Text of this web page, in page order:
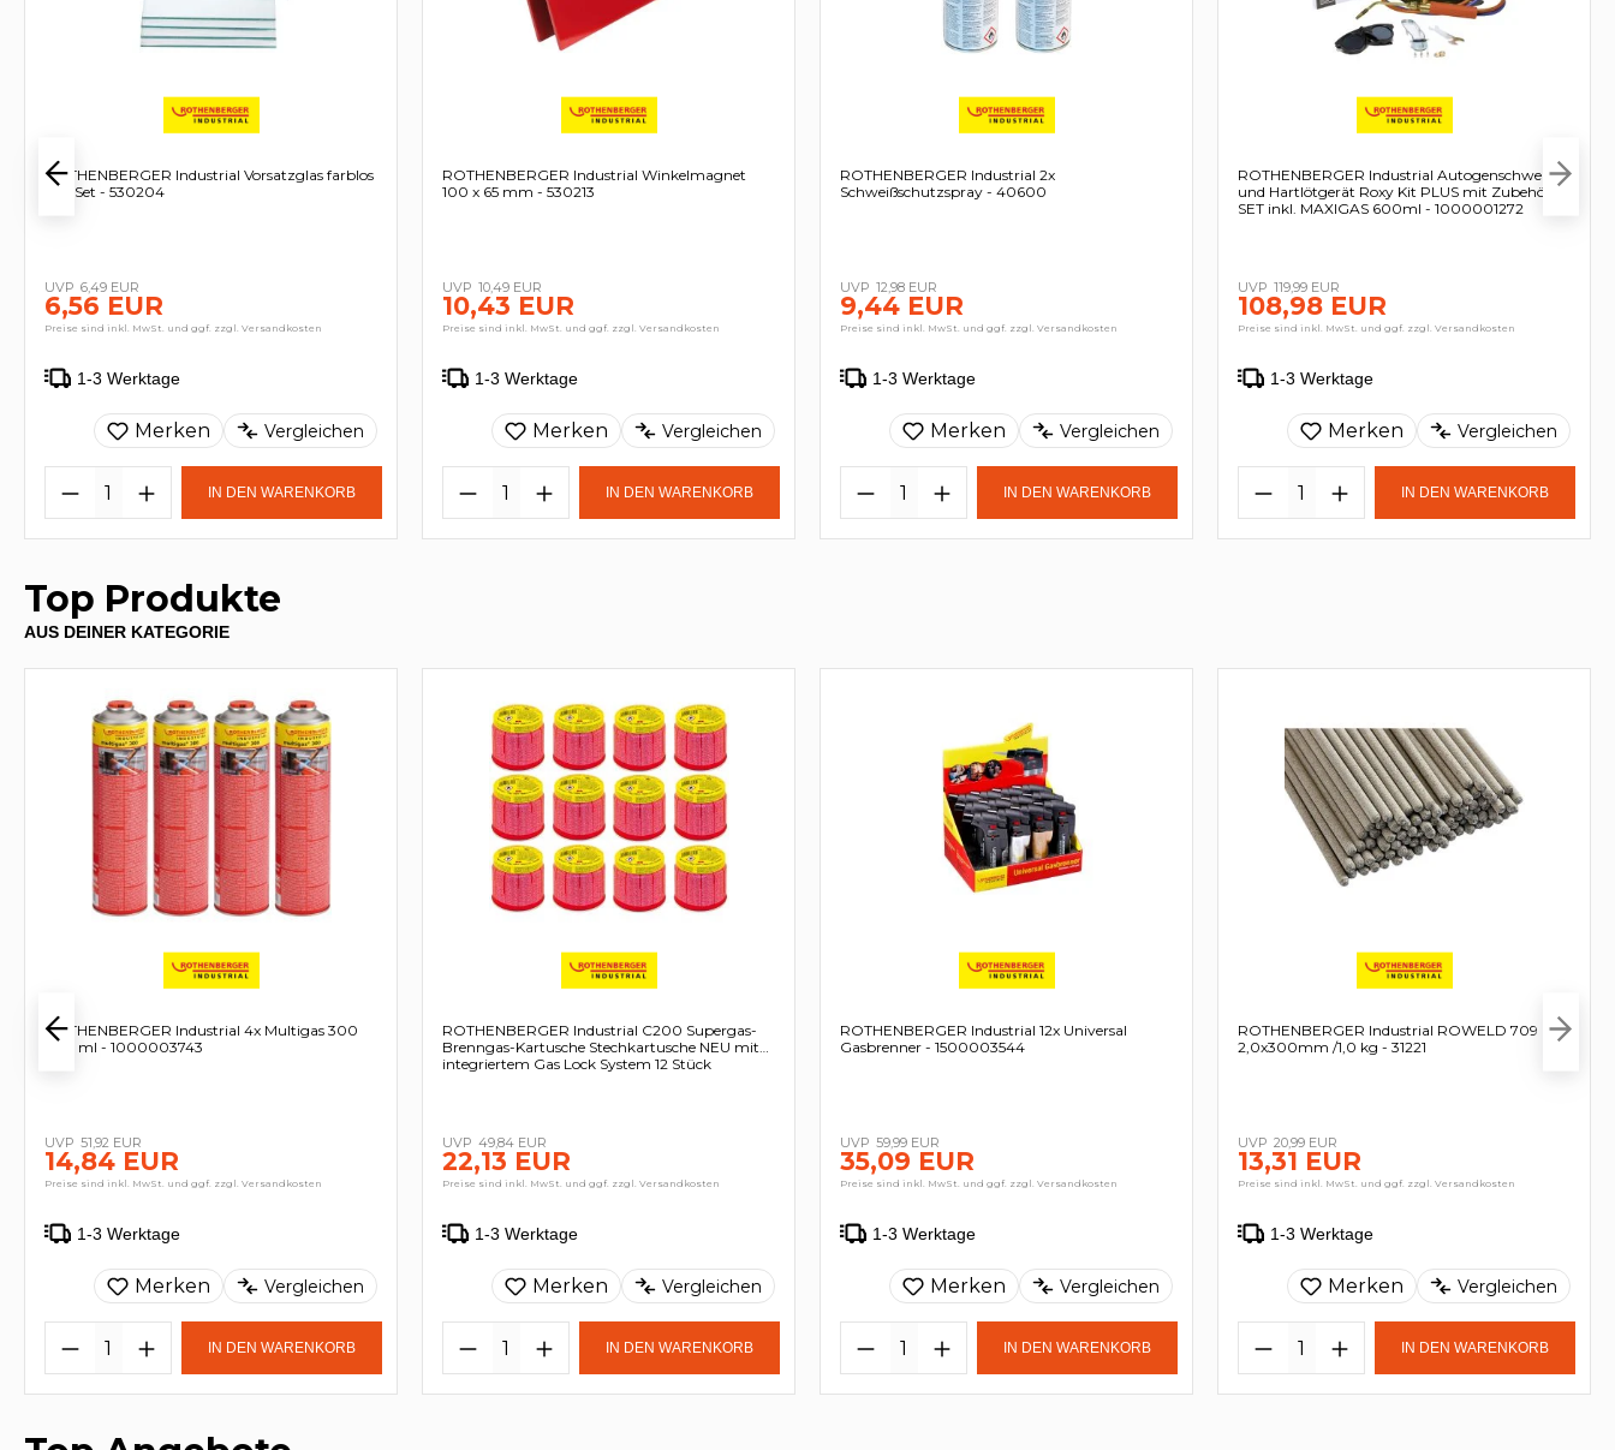
ROTHENBERGER Industrial Vorsatzglas farblos
5-er Set - 530204
6,49 EUR
6,56 EUR
Preise sind inkl. MwSt. und ggf. zzgl. Versandkosten
1-3 Werktage
Merken Vergleichen
IN DEN WARENKORB
ROTHENBERGER Industrial Winkelmagnet
100 x 65 mm - 530213
10,49 EUR
10,43 EUR
Preise sind inkl. MwSt. und ggf. zzgl. Versandkosten
1-3 Werktage
Merken Vergleichen
IN DEN WARENKORB
ROTHENBERGER Industrial 2x
Schweißschutzspray - 40600
12,98 EUR
9,44 EUR
Preise sind inkl. MwSt. und ggf. zzgl. Versandkosten
1-3 Werktage
Merken Vergleichen
IN DEN WARENKORB
ROTHENBERGER Industrial Autogenschweiß-
und Hartlötgerät Roxy Kit PLUS mit Zubehör-
SET inkl. MAXIGAS 600ml - 1000001272
119,99 EUR
108,98 EUR
Preise sind inkl. MwSt. und ggf. zzgl. Versandkosten
1-3 Werktage
Merken Vergleichen
IN DEN WARENKORB
Top Produkte
AUS DEINER KATEGORIE
ROTHENBERGER Industrial 4x Multigas 300
600 ml - 1000003743
51,92 EUR
14,84 EUR
Preise sind inkl. MwSt. und ggf. zzgl. Versandkosten
1-3 Werktage
Merken Vergleichen
IN DEN WARENKORB
ROTHENBERGER Industrial C200 Supergas-
Brenngas-Kartusche Stechkartusche NEU mit
integriertem Gas Lock System 12 Stück
49,84 EUR
22,13 EUR
Preise sind inkl. MwSt. und ggf. zzgl. Versandkosten
1-3 Werktage
Merken Vergleichen
IN DEN WARENKORB
ROTHENBERGER Industrial 12x Universal
Gasbrenner - 1500003544
59,99 EUR
35,09 EUR
Preise sind inkl. MwSt. und ggf. zzgl. Versandkosten
1-3 Werktage
Merken Vergleichen
IN DEN WARENKORB
ROTHENBERGER Industrial ROWELD 709
2,0x300mm /1,0 kg - 31221
20,99 EUR
13,31 EUR
Preise sind inkl. MwSt. und ggf. zzgl. Versandkosten
1-3 Werktage
Merken Vergleichen
IN DEN WARENKORB